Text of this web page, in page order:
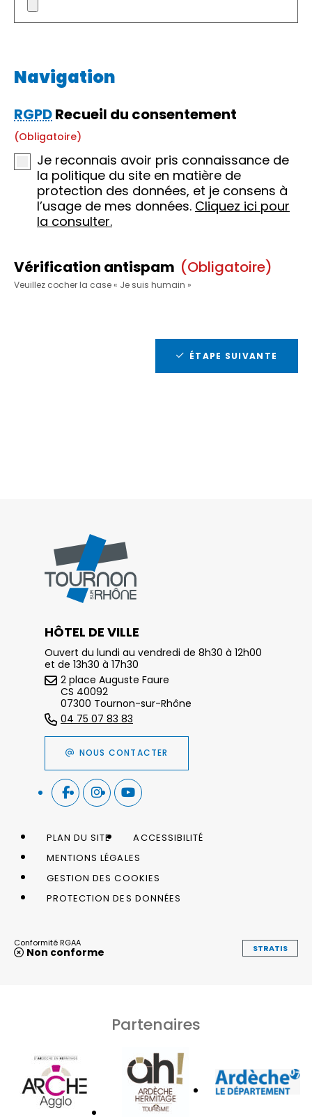
Navigation
RGPDRecueil du consentement
(obligatoire)
Je reconnais avoir pris connaissance de
la politique du site en matière de
protection des données, et je consens à
l’usage de mes données. Cliquez ici pour
la consulter.
Vérification antispam (obligatoire)
Veuillez cocher la case « Je suis humain »
ÉTAPE SUIVANTE
HÔTEL DE VILLE
Ouvert du lundi au vendredi de 8h30 à 12h00
et de 13h30 à 17h30
2 place Auguste Faure
CS 40092
07300 Tournon-sur-Rhône
04 75 07 83 83
NOUS CONTACTER
PLAN DU SITE
ACCESSIBILITÉ
MENTIONS LÉGALES
GESTION DES COOKIES
PROTECTION DES DONNÉES
Conformité RGAA
Non conforme STRATIS
Partenaires